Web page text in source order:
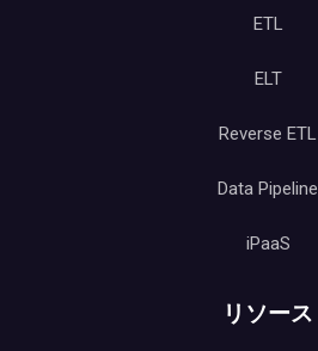
ETL
ELT
Reverse ETL
Data Pipeline
iPaaS
リソース